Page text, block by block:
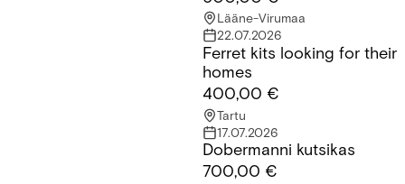
Lääne-Virumaa
22.07.2026
Ferret kits looking for their homesFerret kits looking for their
homes
400,00 €
Tartu
17.07.2026
Dobermanni kutsikas
700,00 €